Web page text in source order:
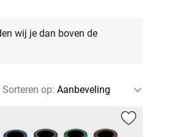
wij je dan boven de
Sorteren op: